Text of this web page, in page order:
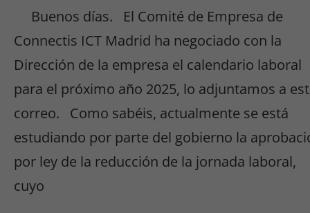
Buenos días. El Comité de Empresa de
Connectis ICT Madrid ha negociado con la
Dirección de la empresa el calendario laboral
para el próximo año 2025, lo adjuntamos a
correo. Como sabéis, actualmente se está
estudiando por parte del gobierno la
por ley de la reducción de la jornada laboral,
cuyo